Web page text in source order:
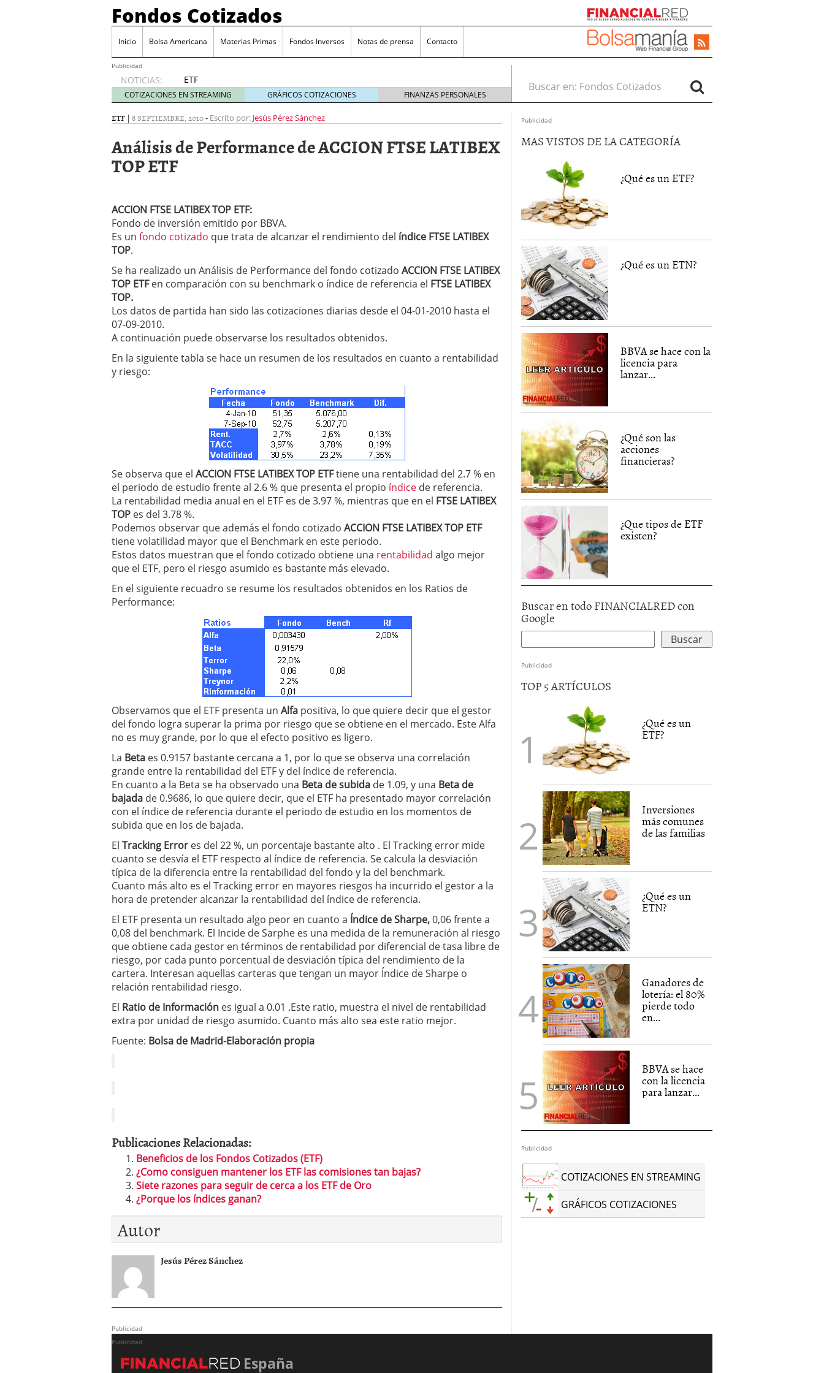
Fondos Cotizados
Inicio Bolsa Americana Materias Primas Fondos Inversos Notas de prensa Contacto
Publicidad
NOTICIAS:
ETF
activos:
el
producto
crece en
Europa y
inversor
español
febrero
ETF activos: el producto que más crece en Europa y que empieza a llegar al
inversor español febrero 23, 2026
ETF de defensa, industriales y renta variable europea: las apuestas que
ETF o fondo indexado en España: la eterna pregunta tiene respuesta
Enero de 2026 rompe todos los registros: 55.900 millones en un solo mes
COTIZACIONES EN STREAMING GRÁFICOS COTIZACIONES FINANZAS PERSONALES
Buscar en:
ETF | 8 SEPTIEMBRE, 2010- Escrito por: Jesús Pérez Sánchez
Análisis de Performance de ACCION FTSE LATIBEX
TOP ETF
ACCION FTSE LATIBEX TOP ETF:
Fondo de inversión emitido por BBVA.
Es un fondo cotizado que trata de alcanzar el rendimiento del índice FTSE LATIBEX
TOP.
Se ha realizado un Análisis de Performance del fondo cotizado ACCION FTSE LATIBEX
TOP ETFen comparación con su benchmark o índice de referencia el FTSE LATIBEX
TOP.
Los datos de partida han sido las cotizaciones diarias desde el 04-01-2010 hasta el
07-09-2010.
A continuación puede observarse los resultados obtenidos.
En la siguiente tabla se hace un resumen de los resultados en cuanto a rentabilidad
y riesgo:
Se observa que el ACCION FTSE LATIBEX TOP ETFtiene una rentabilidad del 2.7 % en
el periodo de estudio frente al 2.6 % que presenta el propio índice de referencia.
La rentabilidad media anual en el ETF es de 3.97 %, mientras que en el FTSE LATIBEX
TOP es del 3.78 %.
Podemos observar que además el fondo cotizado ACCION FTSE LATIBEX TOP ETF
tiene volatilidad mayor que el Benchmark en este periodo.
Estos datos muestran que el fondo cotizado obtiene una rentabilidad algo mejor
que el ETF, pero el riesgo asumido es bastante más elevado.
En el siguiente recuadro se resume los resultados obtenidos en los Ratios de
Performance:
Observamos que el ETF presenta un Alfa positiva, lo que quiere decir que el gestor
del fondo logra superar la prima por riesgo que se obtiene en el mercado. Este Alfa
no es muy grande, por lo que el efecto positivo es ligero.
La Beta es 0.9157 bastante cercana a 1, por lo que se observa una correlación
grande entre la rentabilidad del ETF y del índice de referencia.
En cuanto a la Beta se ha observado una Beta de subida de 1.09, y una Beta de
bajada de 0.9686, lo que quiere decir, que el ETF ha presentado mayor correlación
con el índice de referencia durante el periodo de estudio en los momentos de
subida que en los de bajada.
El Tracking Error es del 22 %, un porcentaje bastante alto . El Tracking error mide
cuanto se desvía el ETF respecto al índice de referencia. Se calcula la desviación
típica de la diferencia entre la rentabilidad del fondo y la del benchmark.
Cuanto más alto es el Tracking error en mayores riesgos ha incurrido el gestor a la
hora de pretender alcanzar la rentabilidad del índice de referencia.
El ETF presenta un resultado algo peor en cuanto a Índice de Sharpe,0,06 frente a
0,08 del benchmark. El Incide de Sarphe es una medida de la remuneración al riesgo
que obtiene cada gestor en términos de rentabilidad por diferencial de tasa libre de
riesgo, por cada punto porcentual de desviación típica del rendimiento de la
cartera. Interesan aquellas carteras que tengan un mayor Índice de Sharpe o
relación rentabilidad riesgo.
El Ratio de Información es igual a 0.01 .Este ratio, muestra el nivel de rentabilidad
extra por unidad de riesgo asumido. Cuanto más alto sea este ratio mejor.
Fuente: Bolsa de Madrid-Elaboración propia
Publicaciones Relacionadas:
Beneficios de los Fondos Cotizados (ETF)
¿Como consiguen mantener los ETF las comisiones tan bajas?
Siete razones para seguir de cerca a los ETF de Oro
¿Porque los índices ganan?
Autor
Jesús Pérez Sánchez
Publicidad
Publicidad
MAS VISTOS DE LA CATEGORÍA
¿Qué es un ETF?
¿Qué es un ETN?
BBVA se hace con la
licencia para
lanzar...
¿Qué son las
acciones
financieras?
¿Que tipos de ETF
existen?
Buscar en todo FINANCIALRED con
Google
Publicidad
TOP 5 ARTÍCULOS
¿Qué es un
ETF?
Inversiones
más comunes
de las familias
¿Qué es un
ETN?
Ganadores de
lotería: el 80%
pierde todo
en...
BBVA se hace
con la licencia
para lanzar...
Publicidad
COTIZACIONES EN STREAMING
GRÁFICOS COTIZACIONES
Publicidad
España